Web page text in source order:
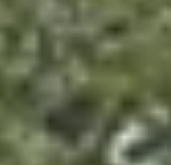
Connect Pro Gestion de flotte
Manuel digital
VW Connect pour les
Application California
Mise à jour du système de
Tutoriels vidéo automobiles
Arrêt du réseau téléphonie
Marque et expérience
Van Journal
Les générations du VW Bus
Vue d’ensemble des